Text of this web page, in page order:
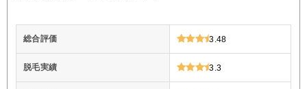
総合評価 3.48
脱毛実績 3.3